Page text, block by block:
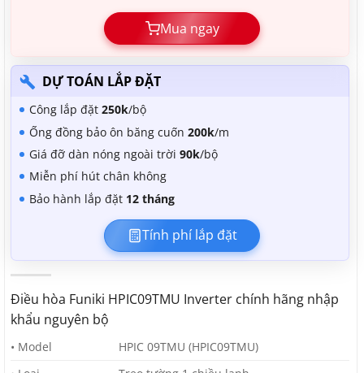
Mua ngay
DỰ TOÁN LẮP ĐẶT
Công lắp đặt 250k/bộ
Ống đồng bảo ôn băng cuốn 200k/m
Giá đỡ dàn nóng ngoài trời 90k/bộ
Miễn phí hút chân không
Bảo hành lắp đặt 12 tháng
Tính phí lắp đặt
Điều hòa Funiki HPIC09TMU Inverter chính hãng nhập
khẩu nguyên bộ
• Model
HPIC 09TMU (HPIC09TMU)